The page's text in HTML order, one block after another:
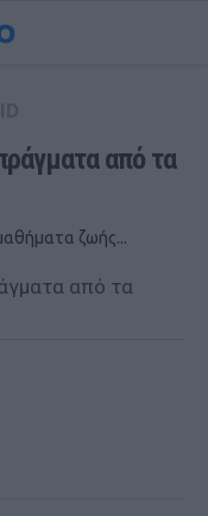
από τα
ζωής...